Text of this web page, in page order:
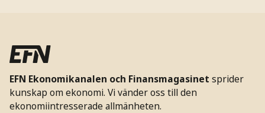
EFN Ekonomikanalen och Finansmagasinet sprider
kunskap om ekonomi. Vi vänder oss till den
ekonomiintresserade allmänheten.